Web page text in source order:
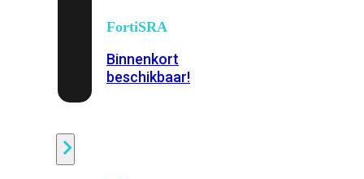
FortiSRA
Binnenkort
beschikbaar!